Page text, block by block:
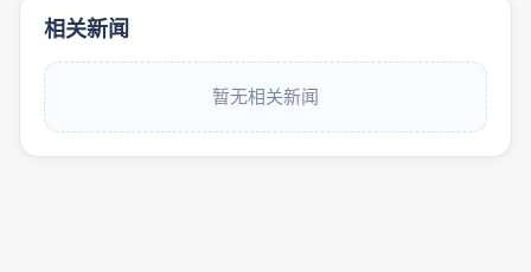
相关新闻
暂无相关新闻